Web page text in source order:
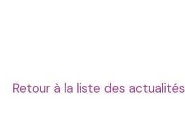
Retour à la liste des actualités